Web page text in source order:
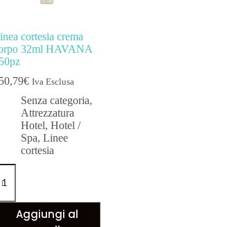
cortesia crema
32ml HAVANA
€ Iva Esclusa
Senza categoria,
Attrezzatura
Hotel, Hotel /
Spa, Linee
cortesia
Aggiungi al